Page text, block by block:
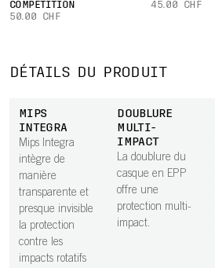
COMPÉTITION
50.00 CHF
45.00 CHF
DÉTAILS DU PRODUIT
MIPS
INTEGRA
Mips Integra
intègre de
manière
transparente et
presque invisible
la protection
contre les
impacts rotatifs
DOUBLURE
MULTI-
IMPACT
La doublure du
casque en EPP
offre une
protection multi-
impact.